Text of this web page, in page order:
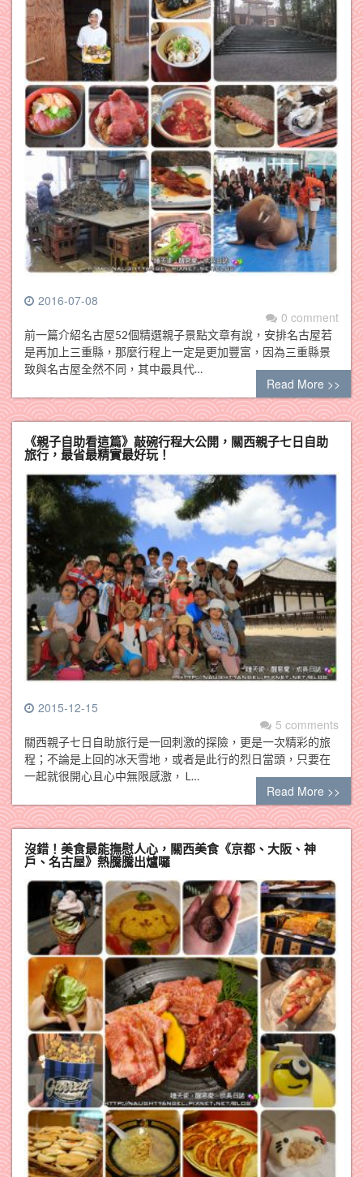
2016-07-08
0 comment
前一篇介紹名古屋52個精選親子景點文章有說，安排名古屋若
是再加上三重縣，那麼行程上一定是更加豐富，因為三重縣景
致與名古屋全然不同，其中最具代…
Read More >>
《親子自助看這篇》敲碗行程大公開，關西親子七日自助
旅行，最省最精實最好玩！
2015-12-15
5 comments
關西親子七日自助旅行是一回刺激的探險，更是一次精彩的旅
程；不論是上回的冰天雪地，或者是此行的烈日當頭，只要在
一起就很開心且心中無限感激， L…
Read More >>
沒錯！美食最能撫慰人心，關西美食《京都、大阪、神
戶、名古屋》熱騰騰出爐囉